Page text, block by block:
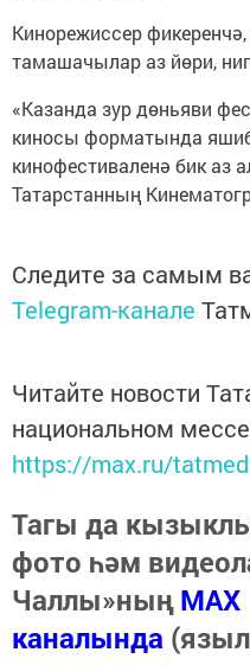
Кинорежиссер
тамашачылар аз йөри,
«Казанда зур дөньяви
киносы форматында
кинофестиваленә бик аз
Татарстанның
Следите за самым
Telegram-канале
Читайте новости
национальном
https://max.ru/
Тагы да
фото һәм
Чаллы»ныңMAX
каналында